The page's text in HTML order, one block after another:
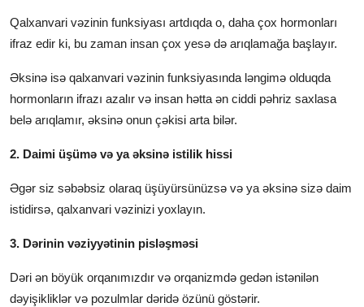
Qalxanvari vəzinin funksiyası artdıqda o, daha çox hormonları
ifraz edir ki, bu zaman insan çox yesə də arıqlamağa başlayır.
Əksinə isə qalxanvari vəzinin funksiyasında ləngimə olduqda
hormonların ifrazı azalır və insan hətta ən ciddi pəhriz saxlasa
belə arıqlamır, əksinə onun çəkisi arta bilər.
2. Daimi üşümə və ya əksinə istilik hissi
Əgər siz səbəbsiz olaraq üşüyürsünüzsə və ya əksinə sizə daim
istidirsə, qalxanvari vəzinizi yoxlayın.
3. Dərinin vəziyyətinin pisləşməsi
Dəri ən böyük orqanımızdır və orqanizmdə gedən istənilən
dəyişikliklər və pozulmlar dəridə özünü göstərir.